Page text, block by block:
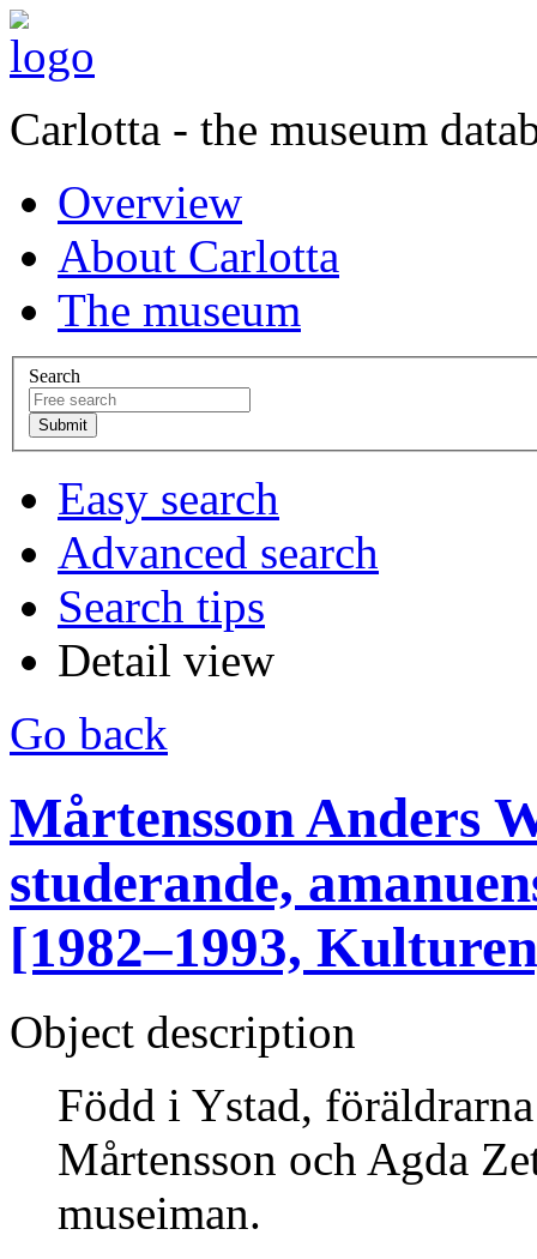
Carlotta - the museum
Overview
About Carlotta
The museum
Search
Easy search
Advanced search
Search tips
Detail view
Go back
Mårtensson Anders
studerande,
[1982–1993,
Object description
Född i Ystad,
Mårtensson och Agda
museiman.